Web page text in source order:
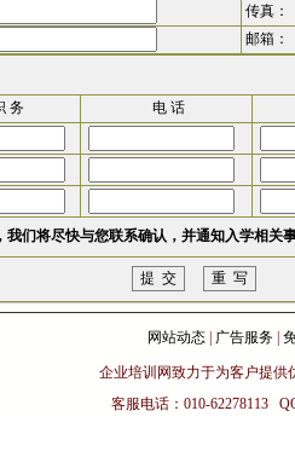
传真：
邮箱：
务 电 话
们将尽快与您联系确认，并通知入学相关
网站动态 广告服务
企业培训网致力于为客户提供
客服电话：010-62278113